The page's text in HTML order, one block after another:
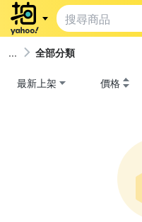
全部分類
最新上架 價格